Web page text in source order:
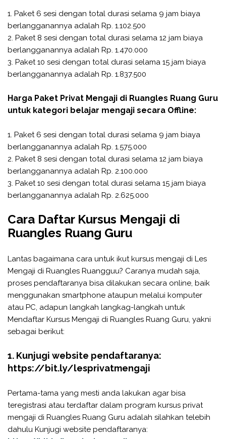
1. Paket 6 sesi dengan total durasi selama 9 jam biaya
berlangganannya adalah Rp. 1.102.500
2. Paket 8 sesi dengan total durasi selama 12 jam biaya
berlangganannya adalah Rp. 1.470.000
3. Paket 10 sesi dengan total durasi selama 15 jam biaya
berlangganannya adalah Rp. 1.837.500
Harga Paket Privat Mengaji di Ruangles Ruang Guru
untuk kategori belajar mengaji secara Offline:
1. Paket 6 sesi dengan total durasi selama 9 jam biaya
berlangganannya adalah Rp. 1.575.000
2. Paket 8 sesi dengan total durasi selama 12 jam biaya
berlangganannya adalah Rp. 2.100.000
3. Paket 10 sesi dengan total durasi selama 15 jam biaya
berlangganannya adalah Rp. 2.625.000
Cara Daftar Kursus Mengaji di
Ruangles Ruang Guru
Lantas bagaimana cara untuk ikut kursus mengaji di Les
Mengaji di Ruangles Ruangguu? Caranya mudah saja,
proses pendaftaranya bisa dilakukan secara online, baik
menggunakan smartphone ataupun melalui komputer
atau PC, adapun langkah langkag-langkah untuk
Mendaftar Kursus Mengaji di Ruangles Ruang Guru, yakni
sebagai berikut:
1. Kunjugi website pendaftaranya:
https://bit.ly/lesprivatmengaji
Pertama-tama yang mesti anda lakukan agar bisa
teregistrasi atau terdaftar dalam program kursus privat
mengaji di Ruangles Ruang Guru adalah silahkan telebih
dahulu Kunjugi website pendaftaranya: